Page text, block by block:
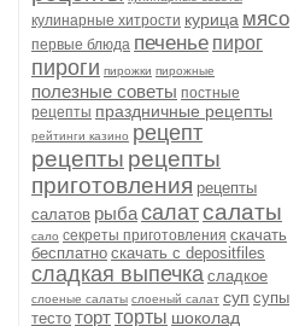
кулинарные хитрости курица мясо
первые блюда печенье пирог
пироги пирожки пирожные
полезные советы постные
рецепты праздничные рецепты
рейтинги казино рецепт
рецепты рецепты
приготовления рецепты
салатов рыбасалатсалаты
сало секреты приготовления скачать
бесплатно скачать с depositfiles
сладкая выпечка сладкое
слоеные салаты слоеный салат суп супы
тесто тортторты шоколад